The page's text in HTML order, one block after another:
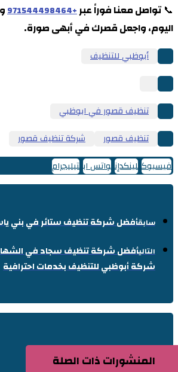
📞تواصل معنا فوراً عبر+971544498464
اليوم، واجعل قصرك في أبهى صورة.
أبوظبي للتنظيف
تنظيف قصور في ابوظبي
تنظيف قصور
شركة تنظيف قصور
فيسبوك لينكدإن واتس اب تيليجرام
سابقأفضل شركة تنظيف ستائر في بني
التاليأفضل شركة تنظيف سجاد في
شركة أبوظبي للتنظيف بخدمات احترافية
المنشورات ذات الصلة